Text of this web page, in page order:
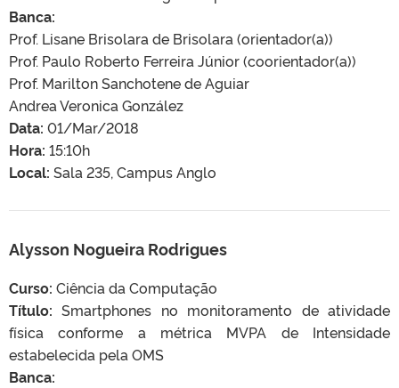
Banca:
Prof. Lisane Brisolara de Brisolara (orientador(a))
Prof. Paulo Roberto Ferreira Júnior (coorientador(a))
Prof. Marilton Sanchotene de Aguiar
Andrea Veronica González
Data: 01/Mar/2018
Hora: 15:10h
Local: Sala 235, Campus Anglo
Alysson Nogueira Rodrigues
Curso: Ciência da Computação
Título: Smartphones no monitoramento de atividade
física conforme a métrica MVPA de Intensidade
estabelecida pela OMS
Banca: